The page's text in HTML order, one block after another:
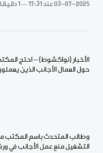
03-07-2025عند 17:31 1 دقيقة قراءة
الأخبار (نواكشوط) – احتج
حول العمال الأجانب الذين
وطالب المتحدث باسم المكتب
التشغيل منع عمل الأجانب في